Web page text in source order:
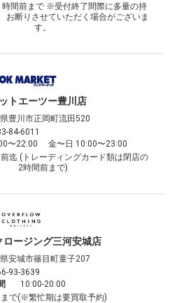
時間前まで ※受付終了間際に多量の持
お断りさせていただく場合がございま
す。
トエーツー豊川店
豊川市正岡町流田520
84-6011
〜22:00 金〜日 10:00〜23:00
迄 (トレーディングカード類は閉店の
2時間前まで)
ロージング三河安城店
安城市篠目町童子207
93-3639
10:00-20:00
で(※繁忙期は要買取予約)